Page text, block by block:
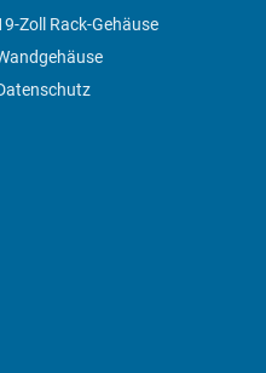
Zoll Rack-Gehäuse